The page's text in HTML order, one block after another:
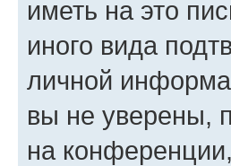
иметь на это
иного вида
личной
вы не уверены,
на